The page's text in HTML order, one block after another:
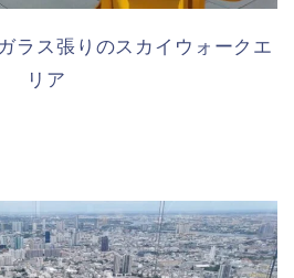
ラス張りのスカイウォークエ
リア